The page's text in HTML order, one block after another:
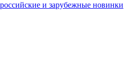
российские и зарубежные новинки